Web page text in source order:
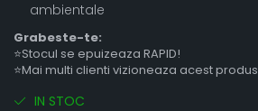
ambientale
Grabeste-te:
⭐Stocul se epuizeaza RAPID!
⭐Mai multi clienti vizioneaza acest produs
IN STOC